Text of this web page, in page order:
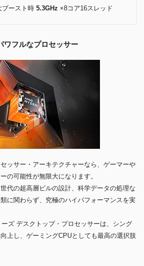
ブースト時 5.3GHz ×8コア16スレッド
ワフルなプロセッサー
ッサー・アーキテクチャーなら、ゲーマーや
の可能性が無限大になります。
代の超高層ビルの設計、科学データの処理な
に関わらず、究極のハイパフォーマンスを実
ズ デスクトップ・プロセッサーは、シング
上し、ゲーミングCPUとしても最高の選択肢